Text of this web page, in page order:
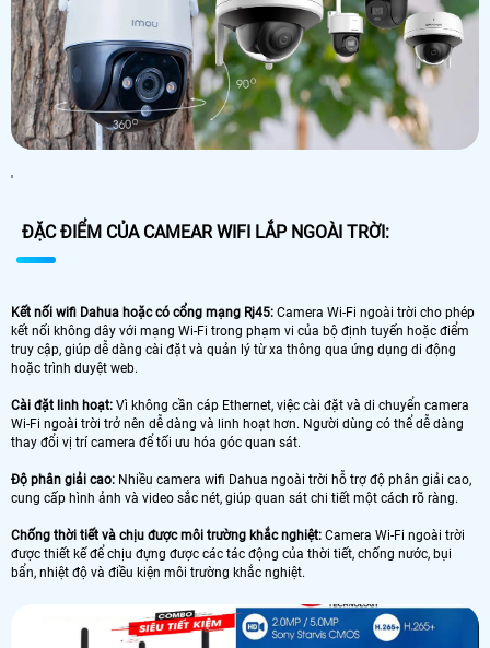
'
ĐẶC ĐIỂM CỦA CAMEAR WIFI LẮP NGOÀI TRỜI:
Kết nối wifi Dahua hoặc có cổng mạng Rj45: Camera Wi-Fi ngoài trời cho phép
kết nối không dây với mạng Wi-Fi trong phạm vi của bộ định tuyến hoặc điểm
truy cập, giúp dễ dàng cài đặt và quản lý từ xa thông qua ứng dụng di động
hoặc trình duyệt web.
Cài đặt linh hoạt: Vì không cần cáp Ethernet, việc cài đặt và di chuyển camera
Wi-Fi ngoài trời trở nên dễ dàng và linh hoạt hơn. Người dùng có thể dễ dàng
thay đổi vị trí camera để tối ưu hóa góc quan sát.
Độ phân giải cao: Nhiều camera wifi Dahua ngoài trời hỗ trợ độ phân giải cao,
cung cấp hình ảnh và video sắc nét, giúp quan sát chi tiết một cách rõ ràng.
Chống thời tiết và chịu được môi trường khắc nghiệt: Camera Wi-Fi ngoài trời
được thiết kế để chịu đựng được các tác động của thời tiết, chống nước, bụi
bẩn, nhiệt độ và điều kiện môi trường khắc nghiệt.